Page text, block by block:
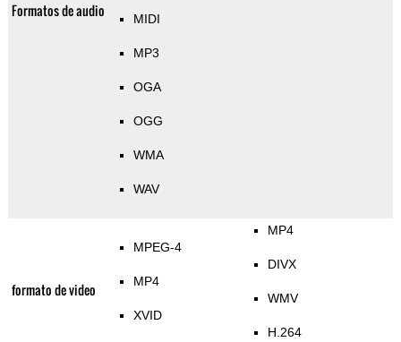
Formatos de audio MIDI
MP3
OGA
OGG
WMA
WAV
formato de video
MPEG-4
MP4
XVID
MP4
DIVX
WMV
H.264